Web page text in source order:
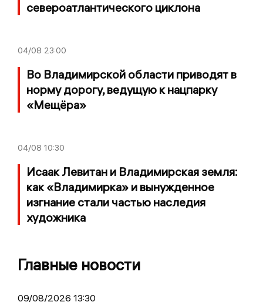
североатлантического циклона
04/08 23:00
Во Владимирской области приводят в
норму дорогу, ведущую к нацпарку
«Мещёра»
04/08 10:30
Исаак Левитан и Владимирская земля:
как «Владимирка» и вынужденное
изгнание стали частью наследия
художника
Главные новости
09/08/2026 13:30